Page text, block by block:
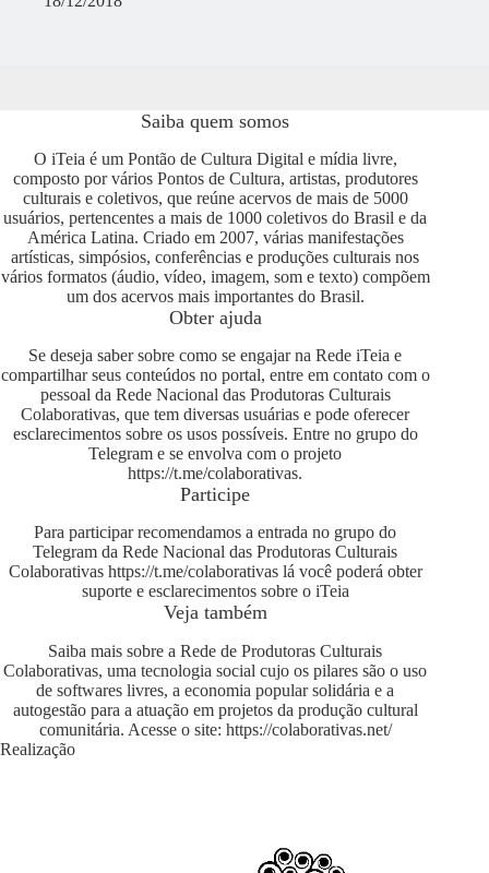
Saiba quem somos
O iTeia é um Pontão de Cultura Digital e mídia livre,
composto por vários Pontos de Cultura, artistas, produtores
culturais e coletivos, que reúne acervos de mais de 5000
usuários, pertencentes a mais de 1000 coletivos do Brasil e da
América Latina. Criado em 2007, várias manifestações
artísticas, simpósios, conferências e produções culturais nos
vários formatos (áudio, vídeo, imagem, som e texto) compõem
um dos acervos mais importantes do Brasil.
Obter ajuda
Se deseja saber sobre como se engajar na Rede iTeia e
compartilhar seus conteúdos no portal, entre em contato com o
pessoal da Rede Nacional das Produtoras Culturais
Colaborativas, que tem diversas usuárias e pode oferecer
esclarecimentos sobre os usos possíveis. Entre no grupo do
Telegram e se envolva com o projeto
https://t.me/colaborativas.
Participe
Para participar recomendamos a entrada no grupo do
Telegram da Rede Nacional das Produtoras Culturais
Colaborativas https://t.me/colaborativaslá você poderá obter
suporte e esclarecimentos sobre o iTeia
Veja também
Saiba mais sobre a Rede de Produtoras Culturais
Colaborativas, uma tecnologia social cujo os pilares são o uso
de softwares livres, a economia popular solidária e a
autogestão para a atuação em projetos da produção cultural
comunitária. Acesse o site: https://colaborativas.net/
Realização